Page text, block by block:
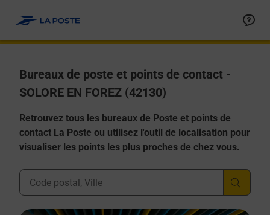
Bureaux de poste et points de contact -
SOLORE EN FOREZ (42130)
Retrouvez tous les bureaux de Poste et points de
contact La Poste ou utilisez l'outil de localisation pour
visualiser les points les plus proches de chez vous.
Ville, Département, Code Postal